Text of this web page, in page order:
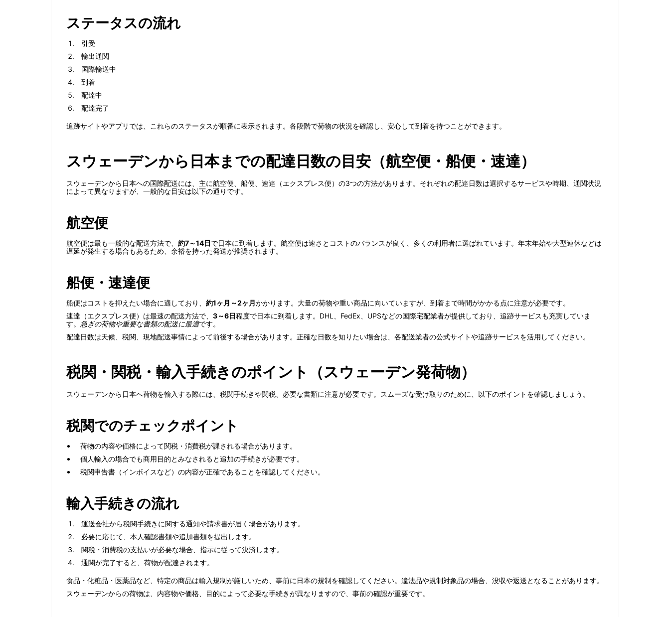
ステータスの流れ
引受
輸出通関
国際輸送中
到着
配達中
配達完了
追跡サイトやアプリでは、これらのステータスが順番に表示されます。各段階で荷物の状況を確認し、安心して到着を待つことができます。
スウェーデンから日本までの配達日数の目安（航空便・船便・速達）
スウェーデンから日本への国際配送には、主に航空便、船便、速達（エクスプレス便）の3つの方法があります。それぞれの配達日数は選択するサービスや時期、通関状況
によって異なりますが、一般的な目安は以下の通りです。
航空便
航空便は最も一般的な配送方法で、 約7～14日で日本に到着します。航空便は速さとコストのバランスが良く、多くの利用者に選ばれています。年末年始や大型連休などは
遅延が発生する場合もあるため、余裕を持った発送が推奨されます。
船便・速達便
船便はコストを抑えたい場合に適しており、 約1ヶ月～2ヶ月かかります。大量の荷物や重い商品に向いていますが、到着まで時間がかかる点に注意が必要です。
速達（エクスプレス便）は最速の配送方法で、 3～6日程度で日本に到着します。DHL、FedEx、UPSなどの国際宅配業者が提供しており、追跡サービスも充実していま
す。 急ぎの荷物や重要な書類の配送に最適です。
配達日数は天候、税関、現地配送事情によって前後する場合があります。正確な日数を知りたい場合は、各配送業者の公式サイトや追跡サービスを活用してください。
税関・関税・輸入手続きのポイント（スウェーデン発荷物）
スウェーデンから日本へ荷物を輸入する際には、税関手続きや関税、必要な書類に注意が必要です。スムーズな受け取りのために、以下のポイントを確認しましょう。
税関でのチェックポイント
荷物の内容や価格によって関税・消費税が課される場合があります。
個人輸入の場合でも商用目的とみなされると追加の手続きが必要です。
税関申告書（インボイスなど）の内容が正確であることを確認してください。
輸入手続きの流れ
運送会社から税関手続きに関する通知や請求書が届く場合があります。
必要に応じて、本人確認書類や追加書類を提出します。
関税・消費税の支払いが必要な場合、指示に従って決済します。
通関が完了すると、荷物が配達されます。
食品・化粧品・医薬品など、特定の商品は輸入規制が厳しいため、事前に日本の規制を確認してください。違法品や規制対象品の場合、没収や返送となることがあります。
スウェーデンからの荷物は、内容物や価格、目的によって必要な手続きが異なりますので、事前の確認が重要です。